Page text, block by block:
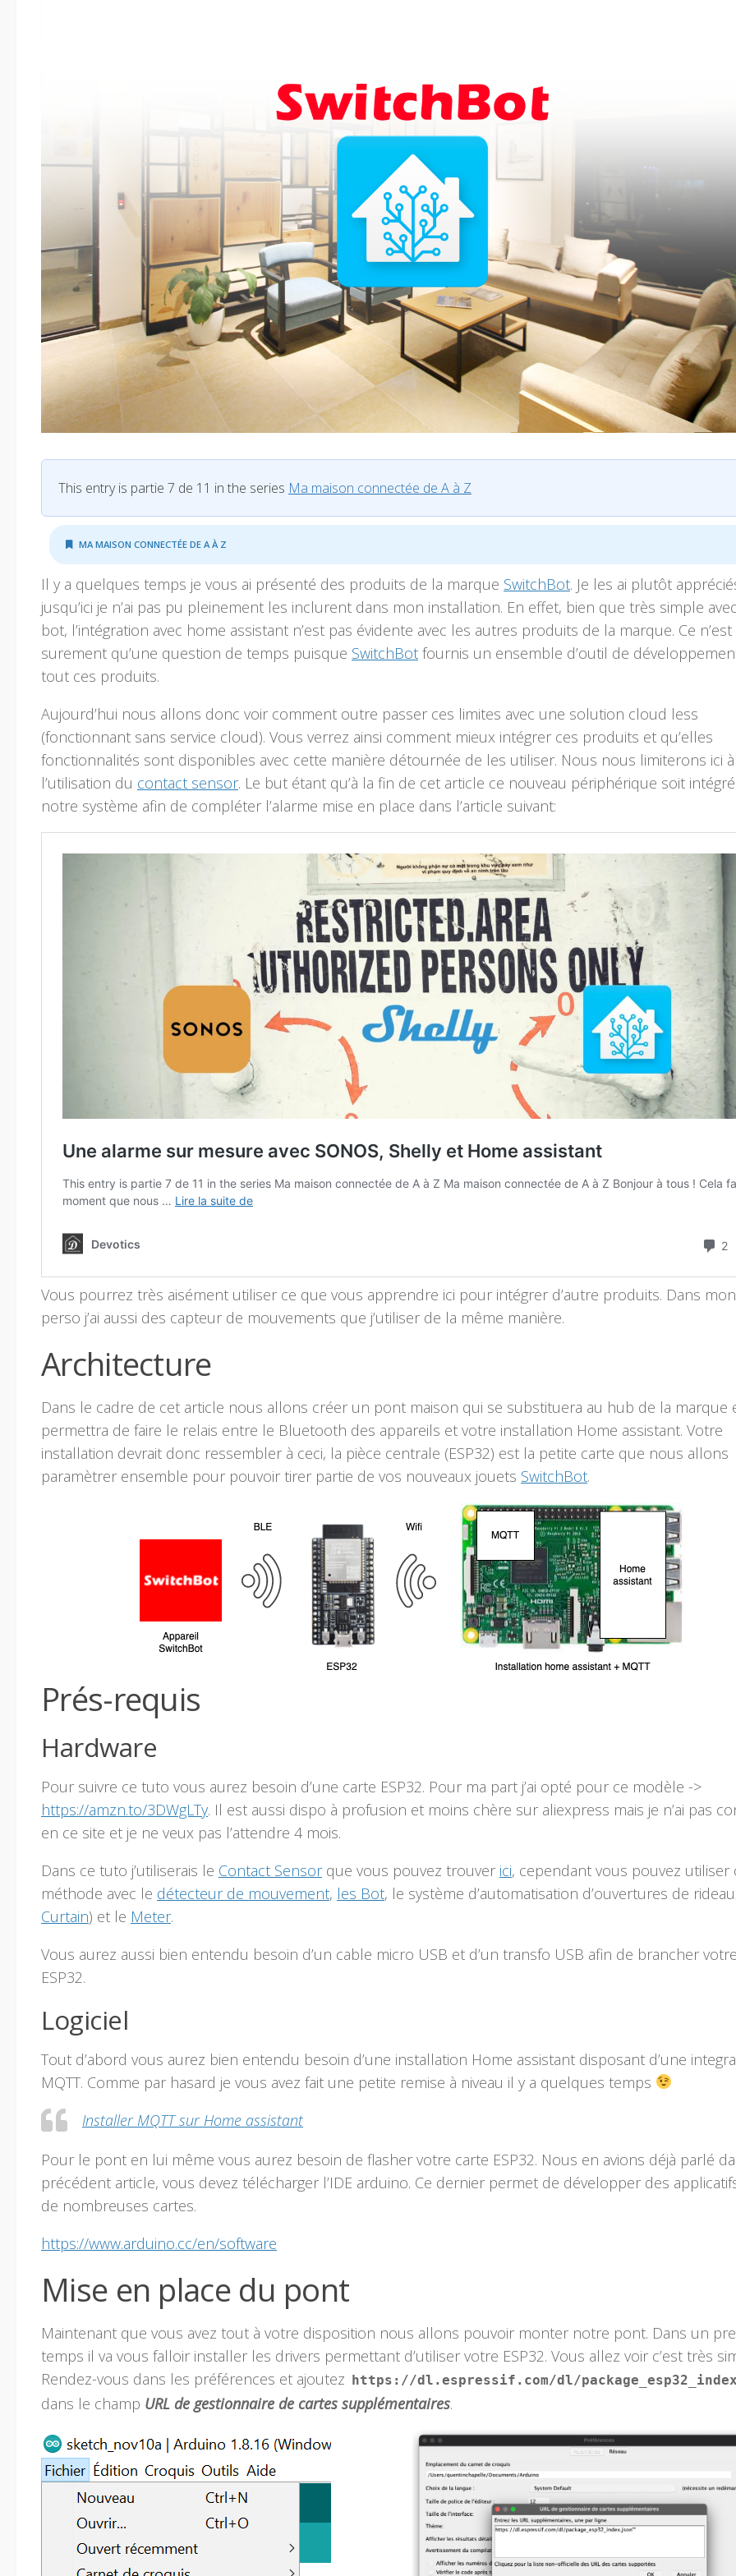
This entry is partie 7 de 11 in the series Ma maison connectée de A à Z
MA MAISON CONNECTÉE DE A À Z
Il y a quelques temps je vous ai présenté des produits de la marque SwitchBot. Je les ai plutôt
jusqu’ici je n’ai pas pu pleinement les inclurent dans mon installation. En effet, bien que très simple
bot, l’intégration avec home assistant n’est pas évidente avec les autres produits de la marque. Ce n’est
surement qu’une question de temps puisque SwitchBot fournis un ensemble d’outil de
tout ces produits.
Aujourd’hui nous allons donc voir comment outre passer ces limites avec une solution cloud less
(fonctionnant sans service cloud). Vous verrez ainsi comment mieux intégrer ces produits et qu’elles
fonctionnalités sont disponibles avec cette manière détournée de les utiliser. Nous nous limiterons ici à
l’utilisation du contact sensor. Le but étant qu’à la fin de cet article ce nouveau périphérique soit
notre système afin de compléter l’alarme mise en place dans l’article suivant:
Vous pourrez très aisément utiliser ce que vous apprendre ici pour intégrer d’autre produits. Dans
perso j’ai aussi des capteur de mouvements que j’utiliser de la même manière.
Architecture
Dans le cadre de cet article nous allons créer un pont maison qui se substituera au hub de la marque
permettra de faire le relais entre le Bluetooth des appareils et votre installation Home assistant. Votre
installation devrait donc ressembler à ceci, la pièce centrale (ESP32) est la petite carte que nous allons
paramètrer ensemble pour pouvoir tirer partie de vos nouveaux jouets SwitchBot.
Prés-requis
Hardware
Pour suivre ce tuto vous aurez besoin d’une carte ESP32. Pour ma part j’ai opté pour ce modèle ->
https://amzn.to/3DWgLTy. Il est aussi dispo à profusion et moins chère sur aliexpress mais je n’ai pas
en ce site et je ne veux pas l’attendre 4 mois.
Dans ce tuto j’utiliserais le Contact Sensorque vous pouvez trouver ici, cependant vous pouvez utiliser
méthode avec le détecteur de mouvement, les Bot, le système d’automatisation d’ouvertures de
Curtain) et le Meter.
Vous aurez aussi bien entendu besoin d’un cable micro USB et d’un transfo USB afin de brancher
ESP32.
Logiciel
Tout d’abord vous aurez bien entendu besoin d’une installation Home assistant disposant d’une
MQTT. Comme par hasard je vous avez fait une petite remise à niveau il y a quelques temps
Installer MQTT sur Home assistant
Pour le pont en lui même vous aurez besoin de flasher votre carte ESP32. Nous en avions déjà parlé
précédent article, vous devez télécharger l’IDE arduino. Ce dernier permet de développer des
de nombreuses cartes.
https://www.arduino.cc/en/software
Mise en place du pont
Maintenant que vous avez tout à votre disposition nous allons pouvoir monter notre pont. Dans un
temps il va vous falloir installer les drivers permettant d’utiliser votre ESP32. Vous allez voir c’est très
Rendez-vous dans les préférences et ajoutez https://dl.espressif.com/dl/
dans le champ URL de gestionnaire de cartes supplémentaires.